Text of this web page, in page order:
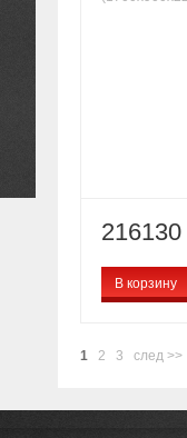
В корзину
1 2 3 след >>